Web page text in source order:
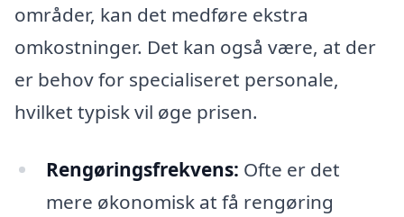
områder, kan det medføre ekstra
omkostninger. Det kan også være, at der
er behov for specialiseret personale,
hvilket typisk vil øge prisen.
Rengøringsfrekvens: Ofte er det
mere økonomisk at få rengøring